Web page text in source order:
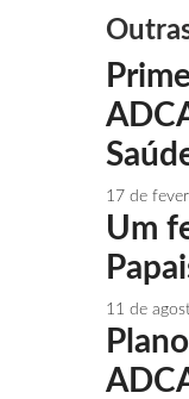
17 de
Um
11 de